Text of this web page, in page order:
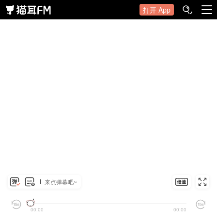
打开 App
来点弹幕吧~
00:00 00:00